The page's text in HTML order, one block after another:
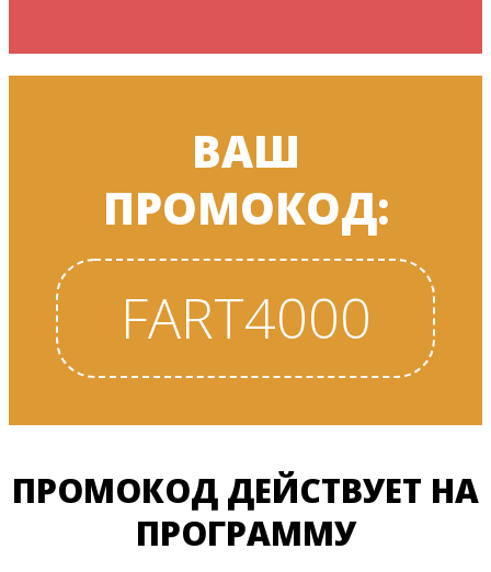
ВАШ
ПРОМОКОД:
FART4000
ПРОМОКОД ДЕЙСТВУЕТ НА
ПРОГРАММУ